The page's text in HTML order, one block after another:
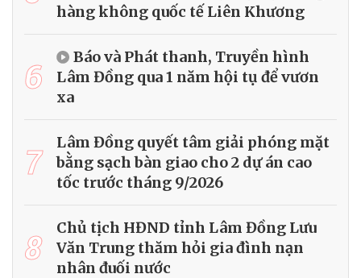
hàng không quốc tế Liên Khương
6
Báo và Phát thanh, Truyền hình
Lâm Đồng qua 1 năm hội tụ để vươn
xa
7
Lâm Đồng quyết tâm giải phóng mặt
bằng sạch bàn giao cho 2 dự án cao
tốc trước tháng 9/2026
8
Chủ tịch HĐND tỉnh Lâm Đồng Lưu
Văn Trung thăm hỏi gia đình nạn
nhân đuối nước